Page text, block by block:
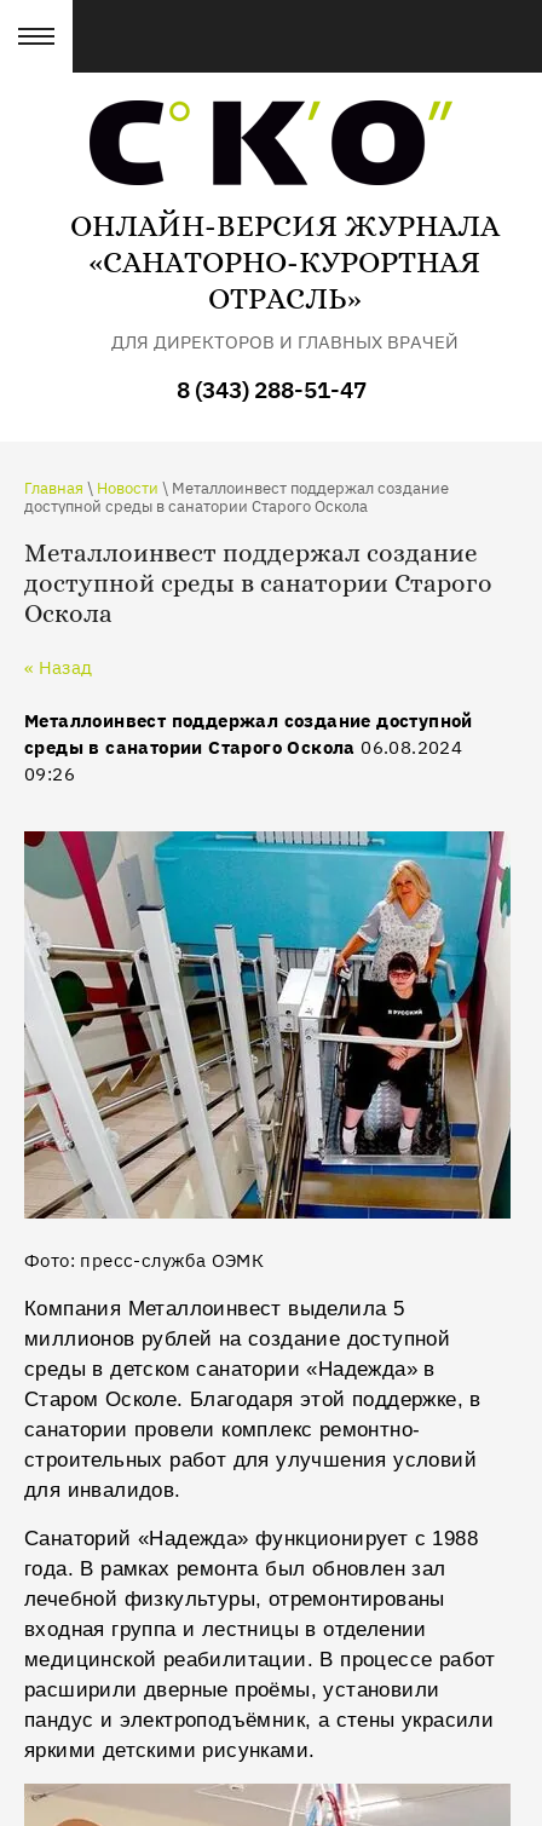
ОНЛАЙН-ВЕРСИЯ ЖУРНАЛА
«САНАТОРНО-КУРОРТНАЯ
ОТРАСЛЬ»
ДЛЯ ДИРЕКТОРОВ И ГЛАВНЫХ ВРАЧЕЙ
8 (343) 288-51-47
Главная \ Новости \ Металлоинвест поддержал создание
доступной среды в санатории Старого Оскола
Металлоинвест поддержал создание
доступной среды в санатории Старого
Оскола
« Назад
Металлоинвест поддержал создание доступной
среды в санатории Старого Оскола 06.08.2024
09:26
Фото: пресс-служба ОЭМК
Компания Металлоинвест выделила 5
миллионов рублей на создание доступной
среды в детском санатории «Надежда» в
Старом Осколе. Благодаря этой поддержке, в
санатории провели комплекс ремонтно-
строительных работ для улучшения условий
для инвалидов.
Санаторий «Надежда» функционирует с 1988
года. В рамках ремонта был обновлен зал
лечебной физкультуры, отремонтированы
входная группа и лестницы в отделении
медицинской реабилитации. В процессе работ
расширили дверные проёмы, установили
пандус и электроподъёмник, а стены украсили
яркими детскими рисунками.